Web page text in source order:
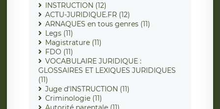
INSTRUCTION (12)
ACTU-JURIDIQUE.FR (12)
ARNAQUES en tous genres (11)
Legs (11)
Magistrature (11)
FDO (11)
VOCABULAIRE JURIDIQUE :
GLOSSAIRES ET LEXIQUES JURIDIQUES
(11)
Juge d'INSTRUCTION (11)
Criminologie (11)